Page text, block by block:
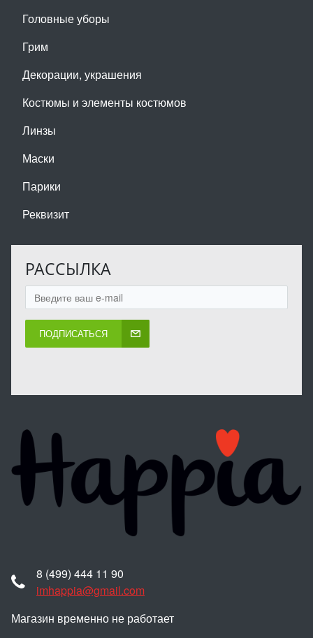
Головные уборы
Грим
Декорации, украшения
Костюмы и элементы костюмов
Линзы
Маски
Парики
Реквизит
РАССЫЛКА
ПОДПИСАТЬСЯ
8 (499) 444 11 90
imhappia@gmail.com
Магазин временно не работает